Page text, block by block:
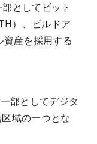
としてビット
）、ビルドア
産を採用する
部としてデジタ
域の一つとな